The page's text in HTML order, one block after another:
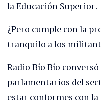
la Educación Superior.
¿Pero cumple con la
tranquilo a los
Radio Bío Bío
parlamentarios del
estar conformes con